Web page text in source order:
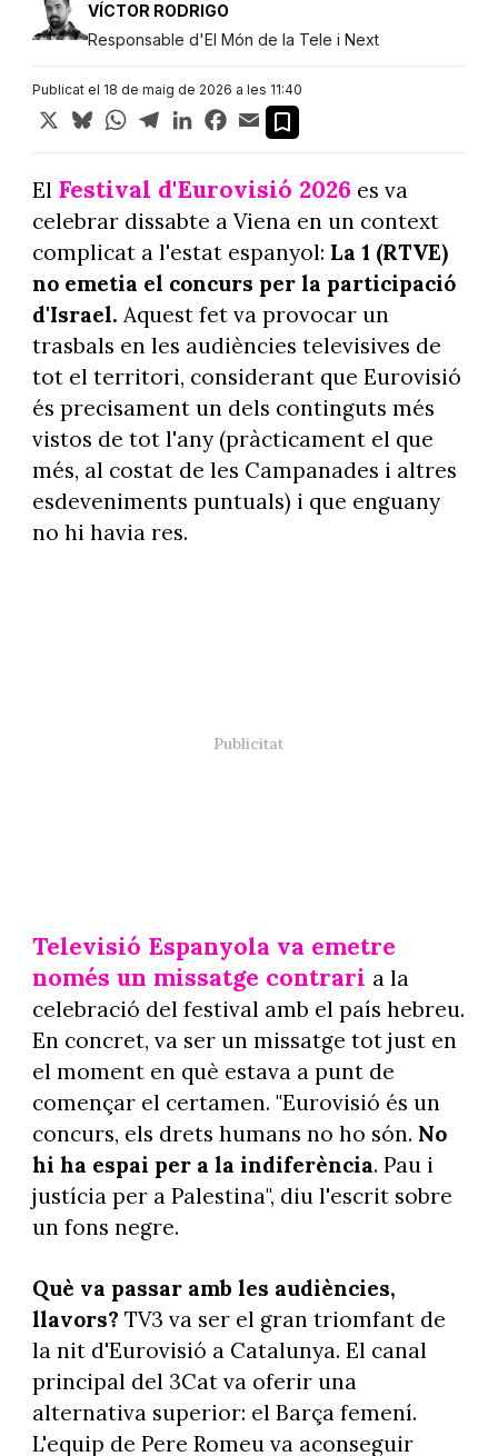
VÍCTOR RODRIGO
Responsable d'El Món de la Tele i Next
Publicat el 18 de maig de 2026 a les 11:40
X BlueskyWhatsApp
TelegramLinkedInFacebook
Email
El Festival d'Eurovisió 2026 es va
celebrar dissabte a Viena en un context
complicat a l'estat espanyol: La 1 (RTVE)
no emetia el concurs per la participació
d'Israel. Aquest fet va provocar un
trasbals en les audiències televisives de
tot el territori, considerant que Eurovisió
és precisament un dels continguts més
vistos de tot l'any (pràcticament el que
més, al costat de les Campanades i altres
esdeveniments puntuals) i que enguany
no hi havia res.
Televisió Espanyola va emetre
només un missatge contrari a la
celebració del festival amb el país hebreu.
En concret, va ser un missatge tot just en
el moment en què estava a punt de
començar el certamen. "Eurovisió és un
concurs, els drets humans no ho són. No
hi ha espai per a la indiferència. Pau i
justícia per a Palestina", diu l'escrit sobre
un fons negre.
Què va passar amb les audiències,
llavors? TV3 va ser el gran triomfant de
la nit d'Eurovisió a Catalunya. El canal
principal del 3Cat va oferir una
alternativa superior: el Barça femení.
L'equip de Pere Romeu va aconseguir